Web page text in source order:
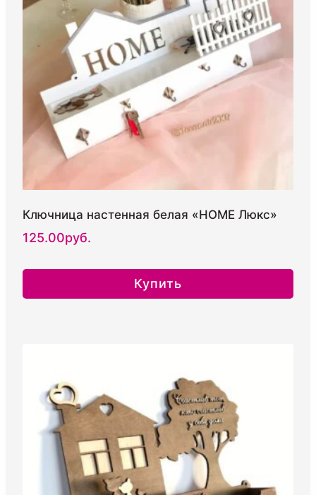
Ключница настенная белая «HOME Люкс»
125.00руб.
Купить